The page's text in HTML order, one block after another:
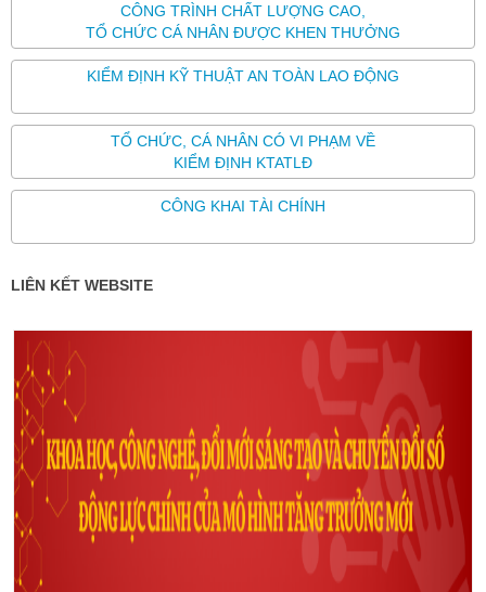
CÔNG TRÌNH CHẤT LƯỢNG CAO,
TỔ CHỨC CÁ NHÂN ĐƯỢC KHEN THƯỞNG
KIỂM ĐỊNH KỸ THUẬT AN TOÀN LAO ĐỘNG
TỔ CHỨC, CÁ NHÂN CÓ VI PHẠM VỀ
KIỂM ĐỊNH KTATLĐ
CÔNG KHAI TÀI CHÍNH
LIÊN KẾT WEBSITE